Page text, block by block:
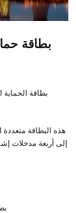
هذه البطاقة
إلى أربعة مدخلات
•